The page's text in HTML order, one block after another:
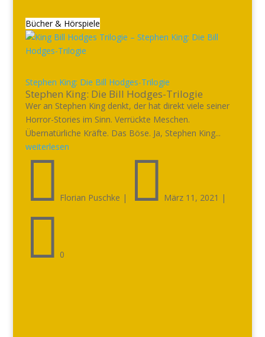
Bücher & Hörspiele
Stephen King: Die Bill Hodges-Trilogie
Stephen King: Die Bill Hodges-Trilogie
Wer an Stephen King denkt, der hat direkt viele seiner
Horror-Stories im Sinn. Verrückte Meschen.
Übernatürliche Kräfte. Das Böse. Ja, Stephen King...
weiterlesen
 Florian Puschke |  März 11, 2021 |
 0